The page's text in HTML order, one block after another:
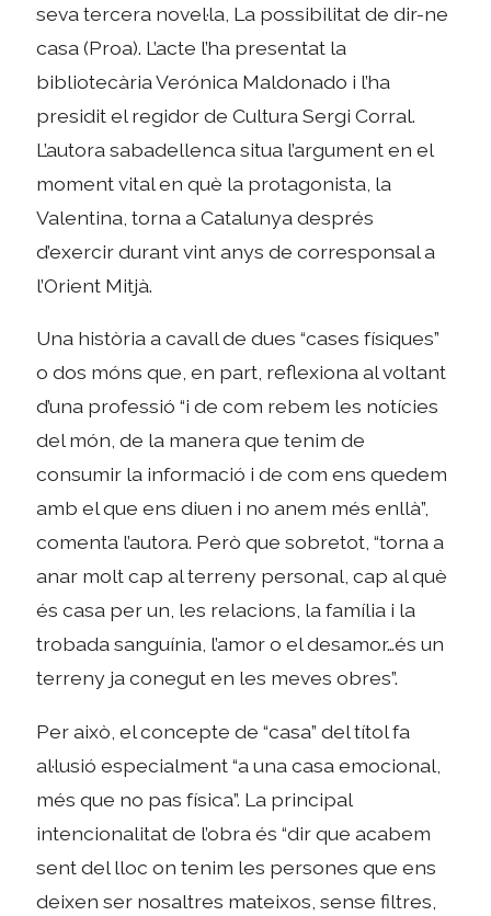
seva tercera novel·la, La possibilitat de dir-ne
casa (Proa). L’acte l’ha presentat la
bibliotecària Verónica Maldonado i l’ha
presidit el regidor de Cultura Sergi Corral.
L’autora sabadellenca situa l’argument en el
moment vital en què la protagonista, la
Valentina, torna a Catalunya després
d’exercir durant vint anys de corresponsal a
l’Orient Mitjà.
Una història a cavall de dues “cases físiques”
o dos móns que, en part, reflexiona al voltant
d’una professió “i de com rebem les notícies
del món, de la manera que tenim de
consumir la informació i de com ens quedem
amb el que ens diuen i no anem més enllà”,
comenta l’autora. Però que sobretot, “torna a
anar molt cap al terreny personal, cap al què
és casa per un, les relacions, la família i la
trobada sanguínia, l’amor o el desamor…és un
terreny ja conegut en les meves obres”.
Per això, el concepte de “casa” del títol fa
al·lusió especialment “a una casa emocional,
més que no pas física”. La principal
intencionalitat de l’obra és “dir que acabem
sent del lloc on tenim les persones que ens
deixen ser nosaltres mateixos, sense filtres,